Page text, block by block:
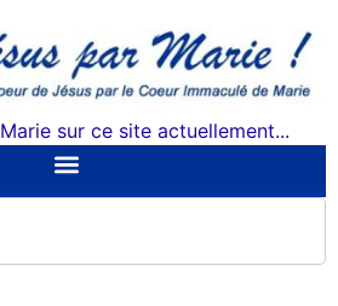
sur ce site actuellement...